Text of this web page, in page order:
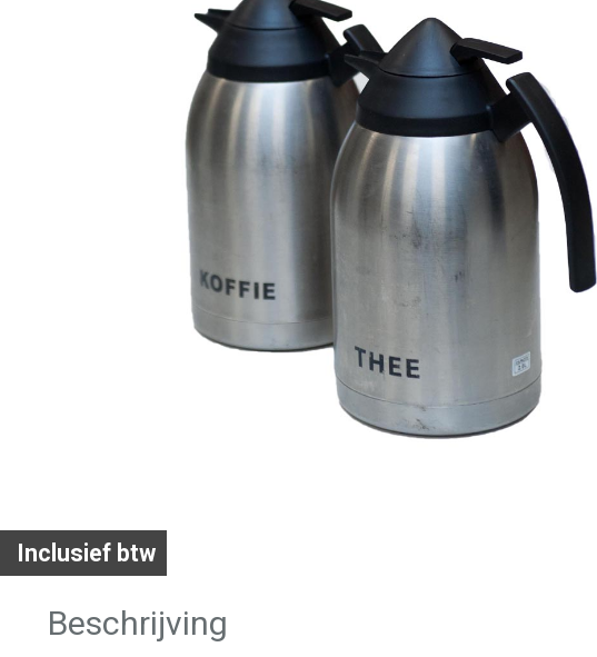
Inclusief btw
Beschrijving